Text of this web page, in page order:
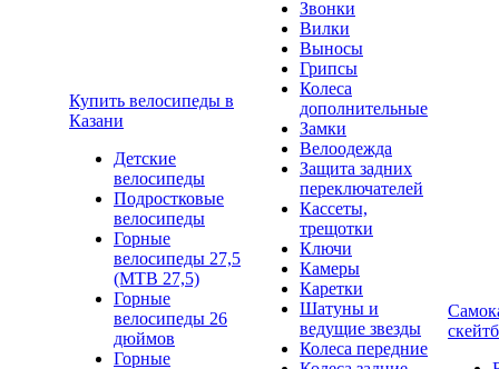
Купить велосипеды в
Казани
Детские
велосипеды
Подростковые
велосипеды
Горные
велосипеды 27,5
(MTB 27,5)
Горные
велосипеды 26
дюймов
Горные
Звонки
Вилки
Выносы
Грипсы
Колеса
дополнительные
Замки
Велоодежда
Защита задних
переключателей
Кассеты,
трещотки
Ключи
Камеры
Каретки
Шатуны и
ведущие звезды
Колеса передние